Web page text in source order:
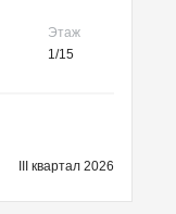
Этаж
1/15
III квартал 2026